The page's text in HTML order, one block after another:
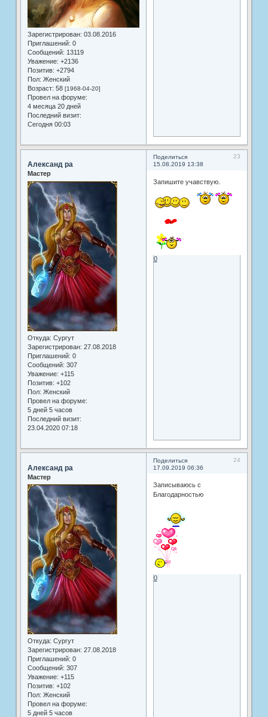
Зарегистрирован: 03.08.2016
Приглашений: 0
Сообщений: 13119
Уважение: +2136
Позитив: +2794
Пол: Женский
Возраст: 58 [1968-04-20]
Провел на форуме:
4 месяца 20 дней
Последний визит:
Сегодня 00:03
Поделиться
23
15.08.2019 13:38
Александ ра
Мастер
Откуда: Сургут
Зарегистрирован: 27.08.2018
Приглашений: 0
Сообщений: 307
Уважение: +115
Позитив: +102
Пол: Женский
Провел на форуме:
5 дней 5 часов
Последний визит:
23.04.2020 07:18
Запишите учавствую.
0
Поделиться
24
17.09.2019 06:36
Александ ра
Мастер
Откуда: Сургут
Зарегистрирован: 27.08.2018
Приглашений: 0
Сообщений: 307
Уважение: +115
Позитив: +102
Пол: Женский
Провел на форуме:
5 дней 5 часов
Записываюсь с
Благодарностью
0